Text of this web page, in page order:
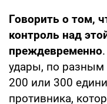
Говорить о том,
контроль над
преждевременно
удары, по
200 или 300
противника,